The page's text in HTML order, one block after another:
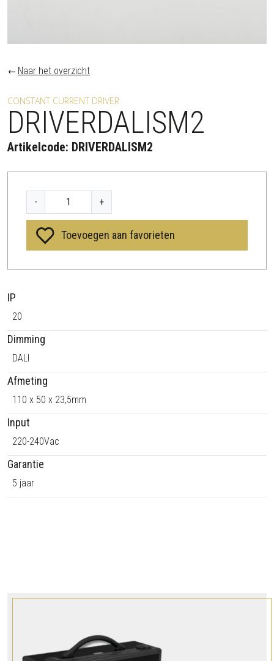
Naar het overzicht
CONSTANT CURRENT DRIVER
DRIVERDALISM2
Artikelcode: DRIVERDALISM2
-
R
R
I
S
M
2
a
a
n
a
l
+
Toevoegen aan favorieten
IP
20
Dimming
DALI
Afmeting
110 x 50 x 23,5mm
Input
220-240Vac
Garantie
5 jaar